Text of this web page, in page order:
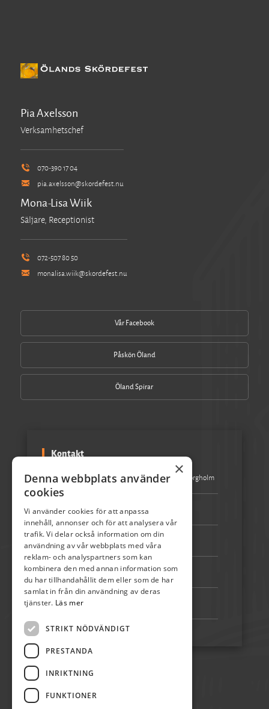
Pia Axelsson
Verksamhetschef
070-390 17 04
pia.axelsson@skordefest.nu
Mona-Lisa Wiik
Säljare, Receptionist
072-507 80 50
monalisa.wiik@skordefest.nu
Vår Facebook
Påskön Öland
Öland Spirar
Kontakt
Besöksadress: Turistbyrån Storgatan 1 387 31 Borgholm
Epost: info@skordefest.nu
072-507 80 50
Bankgiro: 5192-4348
Swish: 123 222 02 67
×
Denna webbplats använder
cookies
Vi använder cookies för att anpassa
innehåll, annonser och för att analysera vår
trafik. Vi delar också information om din
användning av vår webbplats med våra
reklam- och analyspartners som kan
kombinera den med annan information som
du har tillhandahållit dem eller som de har
samlat in från din användning av deras
tjänster. Läs mer
STRIKT NÖDVÄNDIGT
PRESTANDA
INRIKTNING
FUNKTIONER